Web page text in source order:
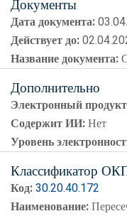
Документы
Дата документа:
Действует до:
Название документа:
Дополнительно
Электронный
Содержит ИИ:Нет
Уровень
Классификатор
Код:30.20.40.172
Наименование: